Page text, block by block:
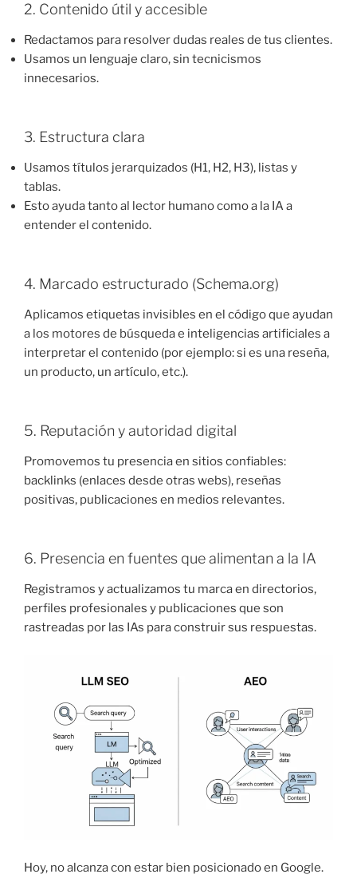
2. Contenido útil y accesible
Redactamos para resolver dudas reales de tus clientes.
Usamos un lenguaje claro, sin tecnicismos
innecesarios.
3. Estructura clara
Usamos títulos jerarquizados (H1, H2, H3), listas y
tablas.
Esto ayuda tanto al lector humano como a la IA a
entender el contenido.
4. Marcado estructurado (Schema.org)
Aplicamos etiquetas invisibles en el código que ayudan
a los motores de búsqueda e inteligencias artificiales a
interpretar el contenido (por ejemplo: si es una reseña,
un producto, un artículo, etc.).
5. Reputación y autoridad digital
Promovemos tu presencia en sitios confiables:
backlinks (enlaces desde otras webs), reseñas
positivas, publicaciones en medios relevantes.
6. Presencia en fuentes que alimentan a la IA
Registramos y actualizamos tu marca en directorios,
perfiles profesionales y publicaciones que son
rastreadas por las IAs para construir sus respuestas.
Hoy, no alcanza con estar bien posicionado en Google.